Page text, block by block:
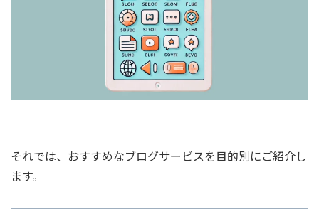
それでは、おすすめなブログサービスを目的別にご紹介し
ます。